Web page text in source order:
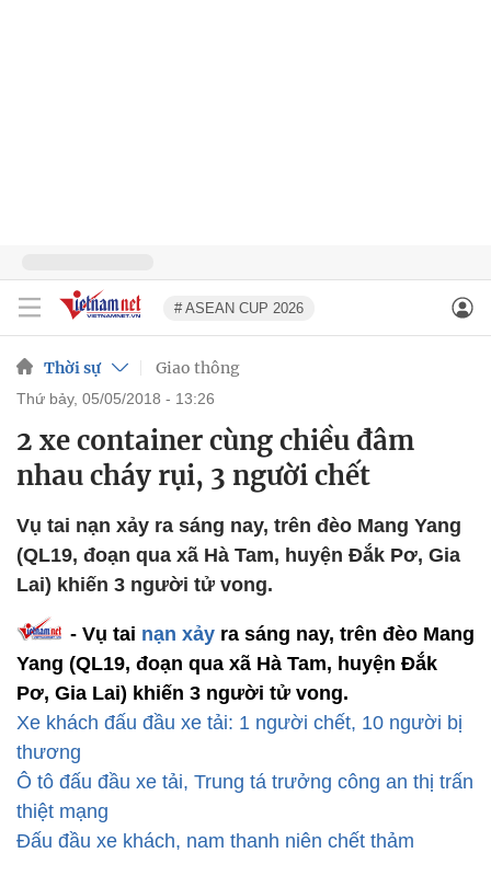
# ASEAN CUP 2026
Thời sự Giao thông
thứ bảy, 05/05/2018 - 13:26
2 xe container cùng chiều đâm
nhau cháy rụi, 3 người chết
Vụ tai nạn xảy ra sáng nay, trên đèo Mang Yang
(QL19, đoạn qua xã Hà Tam, huyện Đắk Pơ, Gia
Lai) khiến 3 người tử vong.
- Vụ tai nạn xảy ra sáng nay, trên đèo Mang
Yang (QL19, đoạn qua xã Hà Tam, huyện Đắk
Pơ, Gia Lai) khiến 3 người tử vong.
Xe khách đấu đầu xe tải: 1 người chết, 10 người bị
thương
Ô tô đấu đầu xe tải, Trung tá trưởng công an thị trấn
thiệt mạng
Đấu đầu xe khách, nam thanh niên chết thảm